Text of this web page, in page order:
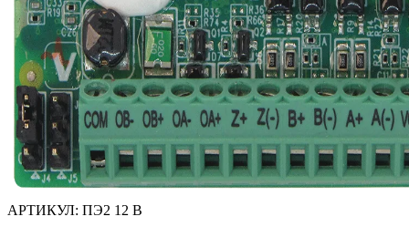
АРТИКУЛ: ПЭ2 12 В